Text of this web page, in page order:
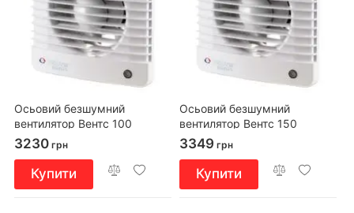
Осьовий безшумний
вентилятор Вентс 100
Сілента-МТР К Л
3230 грн
Купити
Осьовий безшумний
вентилятор Вентс 150
Сілента-МТН
3349 грн
Купити